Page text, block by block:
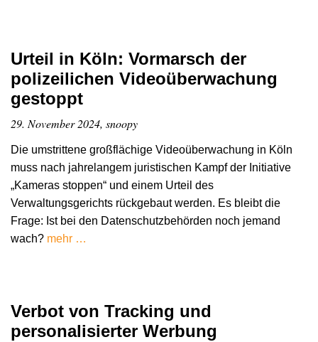
Urteil in Köln: Vormarsch der
polizeilichen Videoüberwachung
gestoppt
29. November 2024, snoopy
Die umstrittene großflächige Videoüberwachung in Köln
muss nach jahrelangem juristischen Kampf der Initiative
„Kameras stoppen“ und einem Urteil des
Verwaltungsgerichts rückgebaut werden. Es bleibt die
Frage: Ist bei den Datenschutzbehörden noch jemand
wach? mehr …
Verbot von Tracking und
personalisierter Werbung